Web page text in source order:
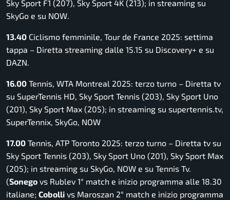
Sky Sport F1 (207), Sky Sport 4K (213); in streaming su
SkyGo e su NOW.
13.40 Ciclismo femminile, Tour de France 2025: settima
tappa – Diretta streaming dalle 15.15 su Discovery+ e su
DAZN.
16.00 Tennis, WTA Montreal 2025: terzo turno – Diretta tv
su SuperTennis HD, Sky Sport Tennis (203), Sky Sport Uno
(201), Sky Sport Max (205); in streaming su supertennis.tv,
SuperTennix, SkyGo, NOW
17.00 Tennis, ATP Toronto 2025: terzo turno – Diretta tv su
Sky Sport Tennis (203), Sky Sport Uno (201), Sky Sport Max
(205); in streaming su SkyGo, NOW e su Tennis Tv.
(Sonego vs Rublev 1° match e inizio programma alle 18.30
italiane; Cobolli vs Maroszan 2° match e inizio programma